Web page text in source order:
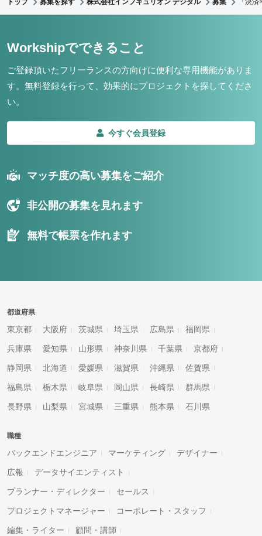
トップ 募集を探す 株式会社インフキュリオン デジタル 募集 「決
Workshipでできること
ご登録頂いたフリーランスの方向けに便利な専用機能がありま
す。 無料登録を行って、効果的にプロジェクトを探してくださ
い。
今すぐ会員登録
マッチ度の高い募集をご紹介
非公開の募集を見れます
無料で帳票を作れます
都道府県
東京都 大阪府 茨城県 埼玉県 広島県 福岡県
兵庫県 愛知県 山形県 神奈川県 千葉県 京都府
静岡県 北海道 愛媛県 滋賀県 沖縄県 佐賀県
福島県 栃木県 岐阜県 岡山県 長崎県 群馬県
長野県 山梨県 宮城県 三重県 熊本県 石川県
職種
バックエンドエンジニア マーケティング デザイナー
広報 データサイエンティスト
プランナー・ディレクター セールス
プロジェクトマネージャー コーポレート・スタッフ
編集・ライター 顧問・講師